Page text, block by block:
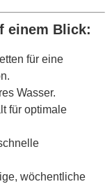
einem Blick:
für eine
Wasser.
für optimale
wöchentliche